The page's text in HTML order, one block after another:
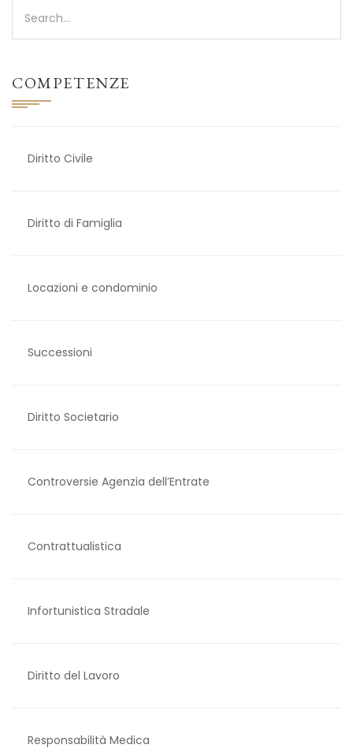
COMPETENZE
Diritto Civile
Diritto di Famiglia
Locazioni e condominio
Successioni
Diritto Societario
Controversie Agenzia dell’Entrate
Contrattualistica
Infortunistica Stradale
​​Diritto del Lavoro
Responsabilità Medica